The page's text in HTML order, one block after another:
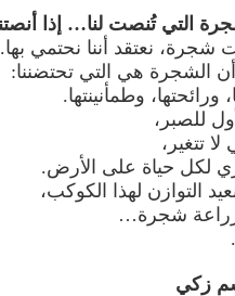
نعتقد أننا نحتمي بها.
الشجرة هي التي تحتضننا:
ورائحتها، وطمأنينتها.
للصبر،
تتغير،
لكل حياة على الأرض.
التوازن لهذا الكوكب،
بزراعة شجرة…
زكي